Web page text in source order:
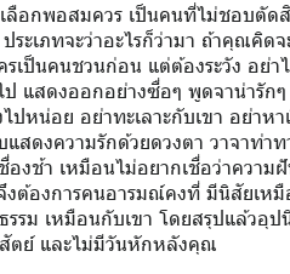
อกพอสมควร เป็นคนที่ไม่ชอบตัดสิ
ะเภทจะว่าอะไรก็ว่ามา ถ้าคุณคิด
เป็นคนชวนก่อน แต่ต้องระวัง อย่า
ป แสดงออกอย่างซื่อๆ พูดจาน่ารัก
ปหน่อย อย่าทะเลาะกับเขา อย่าห
ดงความรักด้วยดวงตา วาจาท่าท
งช้า เหมือนไม่อยากเชื่อว่าความ
งต้องการคนอารมณ์คงที่ มีนิสัยเหมือ
รรม เหมือนกับเขา โดยสรุปแล้วอุ
ตย์ และไม่มีวันหักหลังคุณ